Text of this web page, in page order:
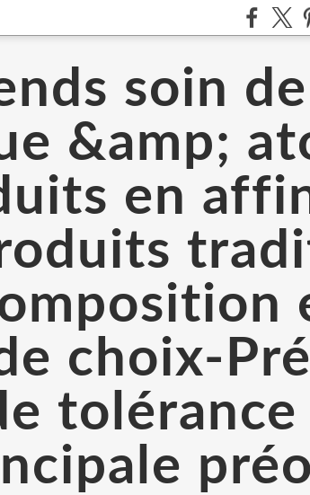
soin
&amp;
en
choix-